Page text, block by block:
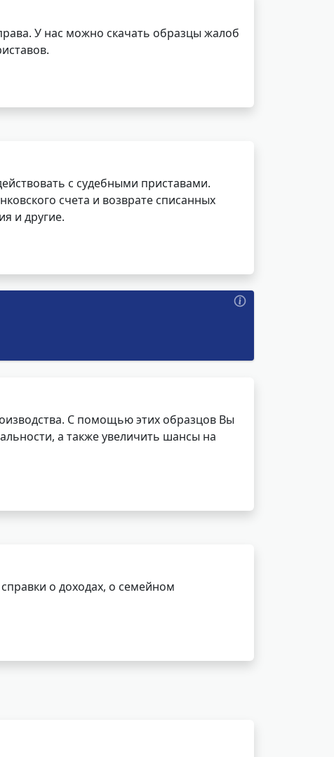
У нас можно скачать образцы жалоб
с судебными приставами.
счета и возврате списанных
и другие.
С помощью этих образцов Вы
а также увеличить шансы на
о доходах, о семейном